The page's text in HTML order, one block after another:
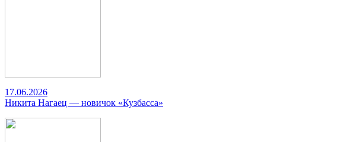
17.06.2026
Никита Нагаец — новичок «Кузбасса»